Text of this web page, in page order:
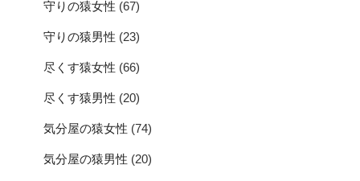
守りの猿女性 (67)
守りの猿男性 (23)
尽くす猿女性 (66)
尽くす猿男性 (20)
気分屋の猿女性 (74)
気分屋の猿男性 (20)